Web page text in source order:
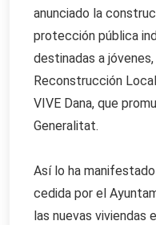
anunciado la
protección pública
destinadas a
Reconstrucción
VIVE Dana, que
Generalitat.
Así lo ha
cedida por el
las nuevas viviendas